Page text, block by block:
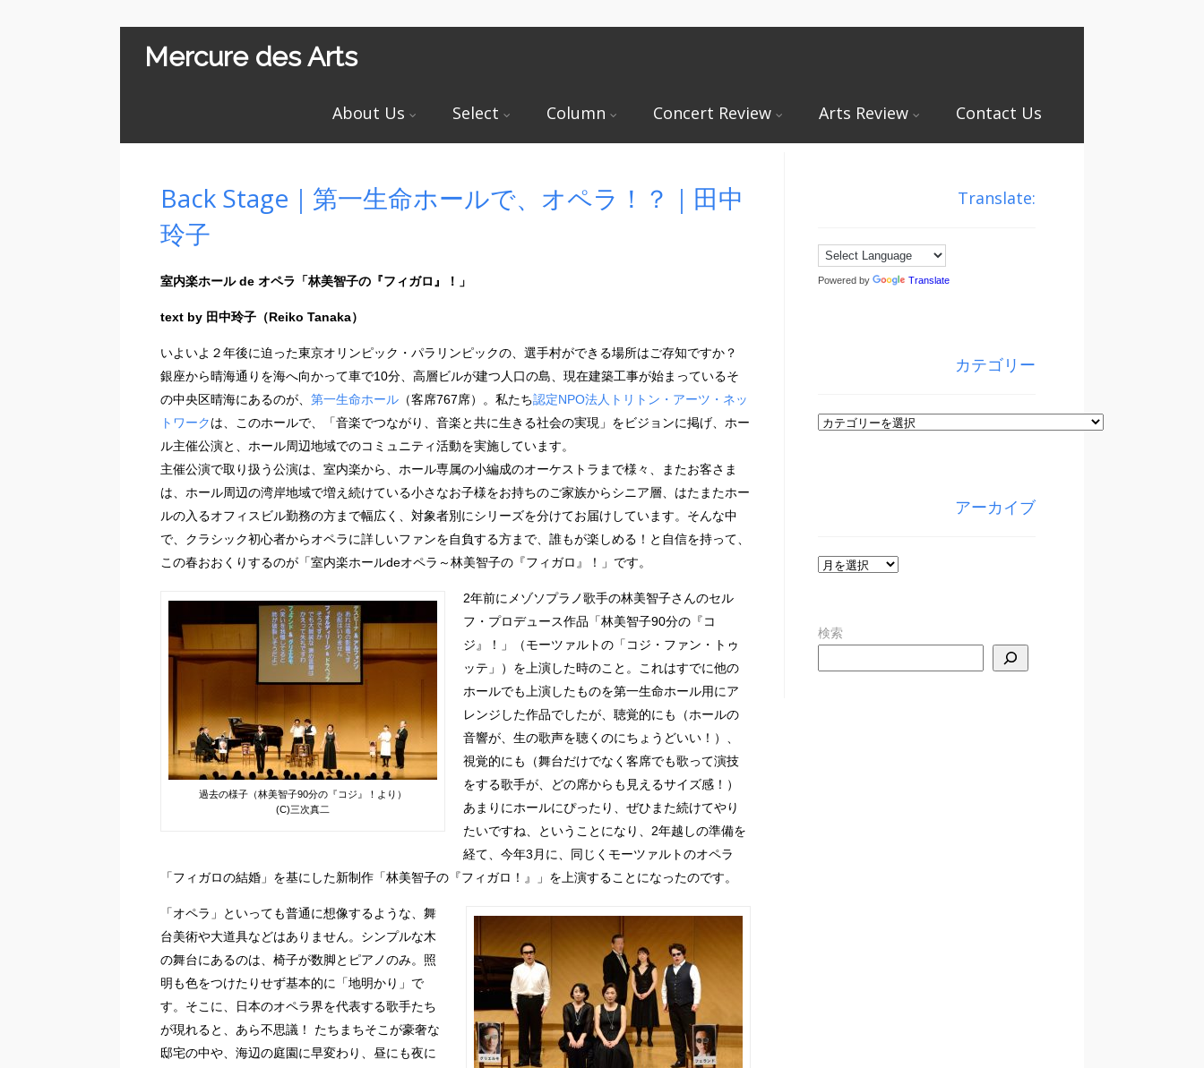
Mercure des Arts
About Us Select Column Concert Review Arts Review Contact Us
Back Stage｜第一生命ホールで、オペラ！？｜田中
玲子
室内楽ホール de オペラ「林美智子の『フィガロ』！」
text by 田中玲子（Reiko Tanaka）
いよいよ２年後に迫った東京オリンピック・パラリンピックの、選手村ができる場所はご存知ですか？
銀座から晴海通りを海へ向かって車で10分、高層ビルが建つ人口の島、現在建築工事が始まっているそ
の中央区晴海にあるのが、 第一生命ホール（客席767席）。私たち認定NPO法人トリトン・アーツ・ネッ
トワークは、このホールで、「音楽でつながり、音楽と共に生きる社会の実現」をビジョンに掲げ、ホー
ル主催公演と、ホール周辺地域でのコミュニティ活動を実施しています。
主催公演で取り扱う公演は、室内楽から、ホール専属の小編成のオーケストラまで様々、またお客さま
は、ホール周辺の湾岸地域で増え続けている小さなお子様をお持ちのご家族からシニア層、はたまたホー
ルの入るオフィスビル勤務の方まで幅広く、対象者別にシリーズを分けてお届けしています。そんな中
で、クラシック初心者からオペラに詳しいファンを自負する方まで、誰もが楽しめる！と自信を持って、
この春おおくりするのが「室内楽ホールdeオペラ～林美智子の『フィガロ』！」です。
過去の様子（林美智子90分の『コジ』！より）
(C)三次真二
2年前にメゾソプラノ歌手の林美智子さんのセル
フ・プロデュース作品「林美智子90分の『コ
ジ』！」（モーツァルトの「コジ・ファン・トゥ
ッテ」）を上演した時のこと。これはすでに他の
ホールでも上演したものを第一生命ホール用にア
レンジした作品でしたが、聴覚的にも（ホールの
音響が、生の歌声を聴くのにちょうどいい！）、
視覚的にも（舞台だけでなく客席でも歌って演技
をする歌手が、どの席からも見えるサイズ感！）
あまりにホールにぴったり、ぜひまた続けてやり
たいですね、ということになり、2年越しの準備を
経て、今年3月に、同じくモーツァルトのオペラ
「フィガロの結婚」を基にした新制作「林美智子の『フィガロ！』」を上演することになったのです。
「オペラ」といっても普通に想像するような、舞
台美術や大道具などはありません。シンプルな木
の舞台にあるのは、椅子が数脚とピアノのみ。照
明も色をつけたりせず基本的に「地明かり」で
す。そこに、日本のオペラ界を代表する歌手たち
が現れると、あら不思議！ たちまちそこが豪奢な
邸宅の中や、海辺の庭園に早変わり、昼にも夜に
Translate:
Powered by Translate
カテゴリー
カ
アーカイブ
ア
イ
検索